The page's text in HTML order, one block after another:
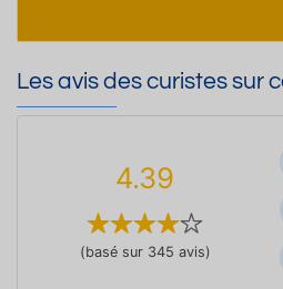
Les avis des curistes sur
4.39
(basé sur 345 avis)